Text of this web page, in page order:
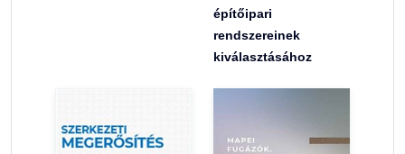
építőipari
rendszereinek
kiválasztásához